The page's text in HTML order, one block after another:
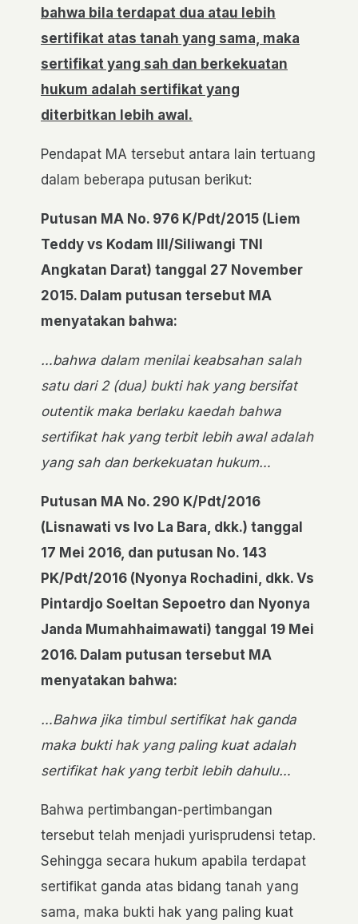
bahwa bila terdapat dua atau lebih
sertifikat atas tanah yang sama, maka
sertifikat yang sah dan berkekuatan
hukum adalah sertifikat yang
diterbitkan lebih awal.
Pendapat MA tersebut antara lain tertuang
dalam beberapa putusan berikut:
Putusan MA No. 976 K/Pdt/2015 (Liem
Teddy vs Kodam III/Siliwangi TNI
Angkatan Darat) tanggal 27 November
2015. Dalam putusan tersebut MA
menyatakan bahwa:
…bahwa dalam menilai keabsahan salah
satu dari 2 (dua) bukti hak yang bersifat
outentik maka berlaku kaedah bahwa
sertifikat hak yang terbit lebih awal adalah
yang sah dan berkekuatan hukum…
Putusan MA No. 290 K/Pdt/2016
(Lisnawati vs Ivo La Bara, dkk.) tanggal
17 Mei 2016, dan putusan No. 143
PK/Pdt/2016 (Nyonya Rochadini, dkk. Vs
Pintardjo Soeltan Sepoetro dan Nyonya
Janda Mumahhaimawati) tanggal 19 Mei
2016. Dalam putusan tersebut MA
menyatakan bahwa:
…Bahwa jika timbul sertifikat hak ganda
maka bukti hak yang paling kuat adalah
sertifikat hak yang terbit lebih dahulu…
Bahwa pertimbangan-pertimbangan
tersebut telah menjadi yurisprudensi tetap.
Sehingga secara hukum apabila terdapat
sertifikat ganda atas bidang tanah yang
sama, maka bukti hak yang paling kuat